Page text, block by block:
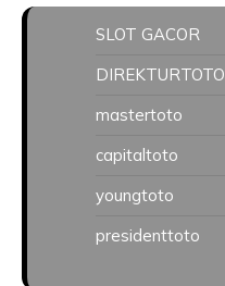
SLOT GACOR
DIREKTURTOTO
mastertoto
capitaltoto
youngtoto
presidenttoto